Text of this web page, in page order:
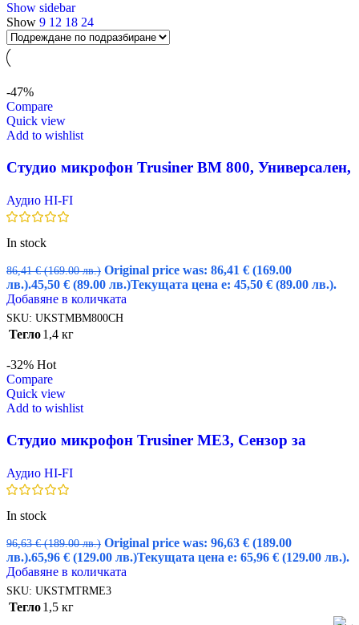
Show sidebar
Show 9 12 18 24
-47%
Compare
Quick view
Add to wishlist
Студио микрофон Trusiner BM 800, Универсален,
Аудио HI-FI
In stock
86,41€ (169.00 лв.) Original price was: 86,41 € (169.00
лв.).45,50 € (89.00 лв.)Текущата цена е: 45,50 € (89.00 лв.).
Добавяне в количката
SKU: UKSTMBM800CH
Тегло1,4 кг
-32% Hot
Compare
Quick view
Add to wishlist
Студио микрофон Trusiner ME3, Сензор за
Излъчване на живо
Аудио HI-FI
In stock
96,63€ (189.00 лв.) Original price was: 96,63 € (189.00
лв.).65,96 € (129.00 лв.)Текущата цена е: 65,96 € (129.00 лв.).
Добавяне в количката
SKU: UKSTMTRME3
Тегло1,5 кг